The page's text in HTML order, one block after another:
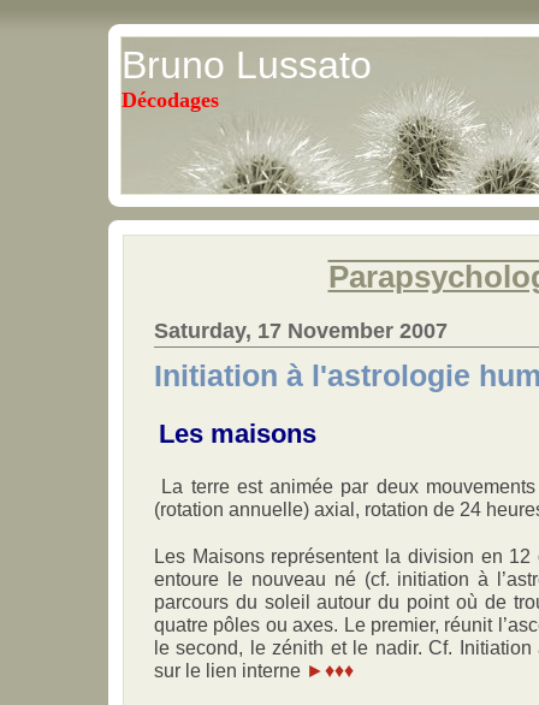
Bruno Lussato
Décodages
Saturday, 17 November 2007
Initiation à l'astrologie
Les maisons
La terre est animée par deux
(rotation annuelle) axial, rotation de 24
Les Maisons représentent la division en 12
entoure le nouveau né (cf. initiation à
parcours du soleil autour du point où de
quatre pôles ou axes. Le premier, réunit
le second, le zénith et le nadir. Cf.
sur le lien interne ►♦♦♦